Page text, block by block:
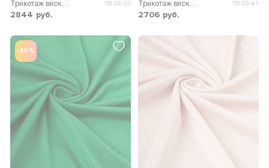
Трикотаж вискоза Пума ТВ-35-23
2844 руб.
Трикотаж вискоза Пума ТВ-35-41
2706 руб.
-46%